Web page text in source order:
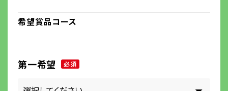
希望賞品コース
第一希望 必須